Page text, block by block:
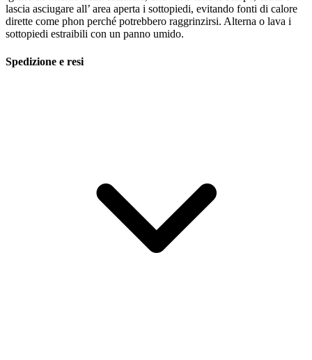
lascia asciugare all’ area aperta i sottopiedi, evitando fonti di calore
dirette come phon perché potrebbero raggrinzirsi. Alterna o lava i
sottopiedi estraibili con un panno umido.
Spedizione e resi